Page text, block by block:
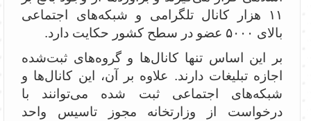
۱۱ هزار کانال‌ تلگرامی و شبکه‌های اجتماعی
بالای ۵۰۰۰ عضو در سطح کشور حکایت دارد.
بر این اساس تنها کانال‌ها و گروه‌های ثبت‌شده
اجازه تبلیغات دارند. علاوه بر آن، این کانال‌ها و
شبکه‌های اجتماعی ثبت شده می‌توانند با
درخواست از وزارتخانه مجوز تاسیس واحد